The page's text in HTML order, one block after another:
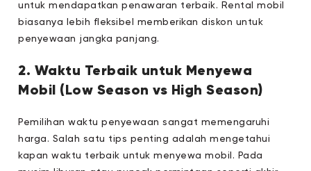
untuk mendapatkan penawaran terbaik. Rental mobil
biasanya lebih fleksibel memberikan diskon untuk
penyewaan jangka panjang.
2. Waktu Terbaik untuk Menyewa
Mobil (Low Season vs High Season)
Pemilihan waktu penyewaan sangat memengaruhi
harga. Salah satu tips penting adalah mengetahui
kapan waktu terbaik untuk menyewa mobil. Pada